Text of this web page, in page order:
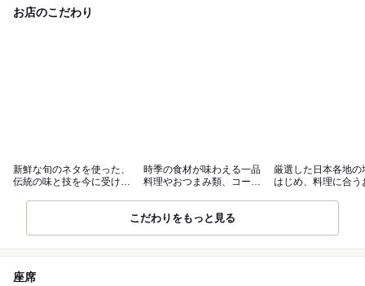
お店のこだわり
新鮮な旬のネタを使った、
伝統の味と技を今に受け継
時季の食材が味わえる一品
料理やおつまみ類、コース
厳選した日本各地の
はじめ、料理に合う
こだわりをもっと見る
座席